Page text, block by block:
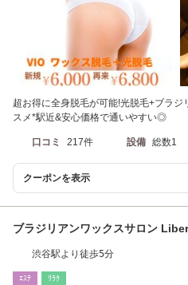
超お得に全身脱毛が可能!光脱毛+ブラ
スメ*駅近&安心価格で通いやすい◎
口コミ 217件 設備 総数1
クーポンを表示
ブラジリアンワックスサロン
渋谷駅より徒歩5分
ｴｽﾃ ﾘﾗｸ